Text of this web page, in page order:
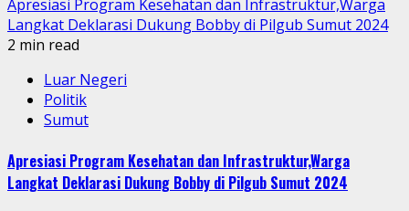
Apresiasi Program Kesehatan dan Infrastruktur,Warga
Langkat Deklarasi Dukung Bobby di Pilgub Sumut 2024
2 min read
Luar Negeri
Politik
Sumut
Apresiasi Program Kesehatan dan Infrastruktur,Warga
Langkat Deklarasi Dukung Bobby di Pilgub Sumut 2024